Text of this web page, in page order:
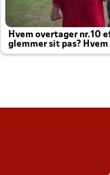
Hvem overtager nr.10
glemmer sit pas?
altid til efter kampe?